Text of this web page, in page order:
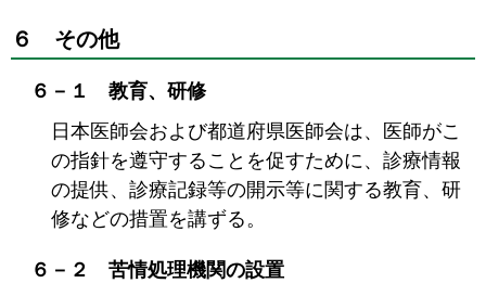
６ その他
６－１ 教育、研修
日本医師会および都道府県医師会は、医師がこ
の指針を遵守することを促すために、診療情報
の提供、診療記録等の開示等に関する教育、研
修などの措置を講ずる。
６－２ 苦情処理機関の設置